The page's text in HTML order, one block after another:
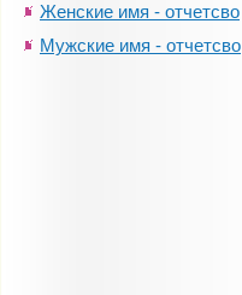
Женские имя - отчетсво
Мужские имя - отчетсво